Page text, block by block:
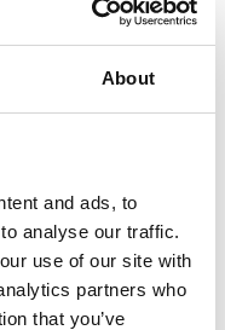
About
and ads, to
analyse our traffic.
use of our site with
partners who
that you’ve
centrum
Fortsätter du
några
där du
och Stöberget där
och